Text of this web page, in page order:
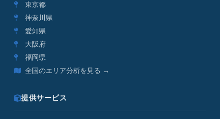
東京都
神奈川県
愛知県
大阪府
福岡県
全国のエリア分析を見る →
提供サービス